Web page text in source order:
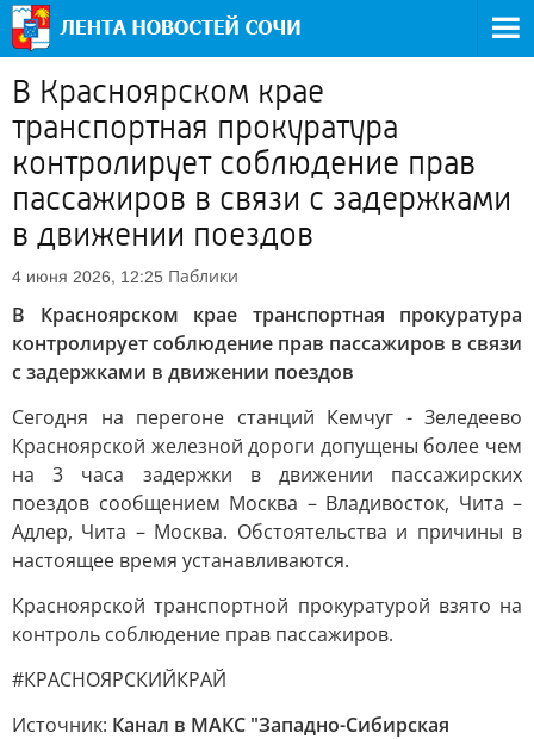
В Красноярском крае
транспортная прокуратура
контролирует соблюдение прав
пассажиров в связи с задержками
в движении поездов
4 июня 2026, 12:25 Паблики
В Красноярском крае транспортная прокуратура
контролирует соблюдение прав пассажиров в связи
с задержками в движении поездов
Сегодня на перегоне станций Кемчуг - Зеледеево
Красноярской железной дороги допущены более чем
на 3 часа задержки в движении пассажирских
поездов сообщением Москва – Владивосток, Чита –
Адлер, Чита – Москва. Обстоятельства и причины в
настоящее время устанавливаются.
Красноярской транспортной прокуратурой взято на
контроль соблюдение прав пассажиров.
#КРАСНОЯРСКИЙКРАЙ
Источник: Канал в МАКС "Западно-Сибирская